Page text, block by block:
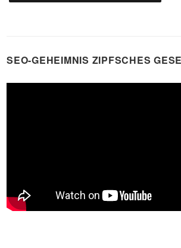
SEO-GEHEIMNIS ZIPFSCHES